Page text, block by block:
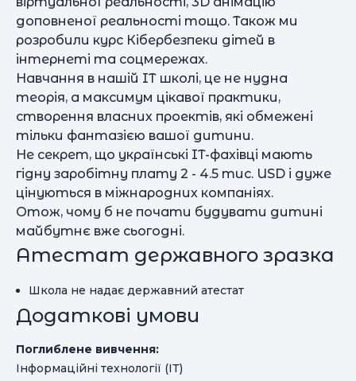
доповненої реальності тощо. Також ми
розробили курс Кібербезпеки дітей в
інтернеті та соцмережах.
Навчання в нашій IT школі, це не нудна
теорія, а максимум цікавої практики,
створення власних проектів, які обмежені
тільки фантазією вашої дитини.
Не секрет, що українські IT-фахівці мають
гідну заробітну плату 2 - 4.5 тис. USD і дуже
цінуються в міжнародних компаніях.
Отож, чому б не почати будувати дитині
майбутнє вже сьогодні.
Атестат державного зразка
Школа не надає державний атестат
Додаткові умови
Поглиблене вивчення:
Інформаційні технології (ІТ)